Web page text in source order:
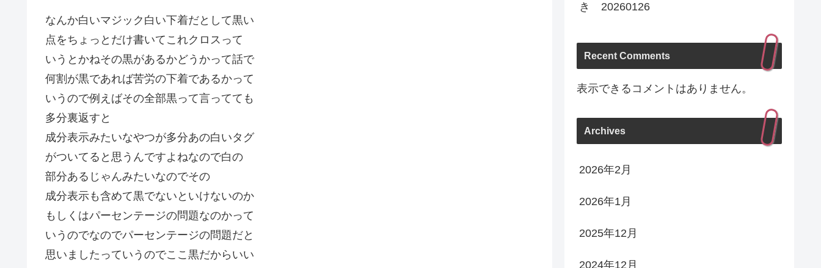
なんか白いマジック白い下着だとして黒い
点をちょっとだけ書いてこれクロスって
いうとかねその黒があるかどうかって話で
何割が黒であれば苦労の下着であるかって
いうので例えばその全部黒って言ってても
多分裏返すと
成分表示みたいなやつが多分あの白いタグ
がついてると思うんですよねなので白の
部分あるじゃんみたいなのでその
成分表示も含めて黒でないといけないのか
もしくはパーセンテージの問題なのかって
いうのでなのでパーセンテージの問題だと
思いましたっていうのでここ黒だからいい
き 20260126
Recent Comments
表示できるコメントはありません。
Archives
2026年2月
2026年1月
2025年12月
2024年12月